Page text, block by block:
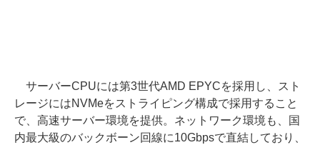
サーバーCPUには第3世代AMD EPYCを採用し、スト
レージにはNVMeをストライピング構成で採用すること
で、高速サーバー環境を提供。ネットワーク環境も、国
内最大級のバックボーン回線に10Gbpsで直結しており、